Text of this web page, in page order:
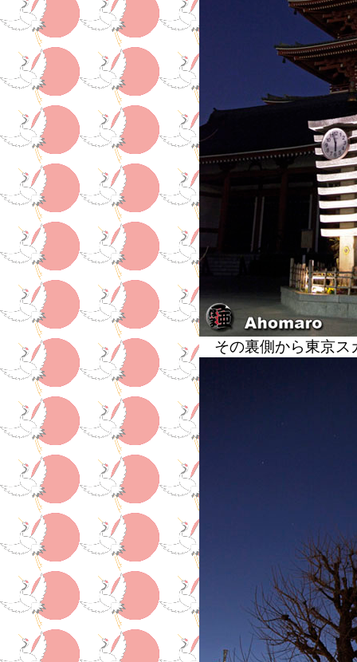
その裏側から東京ス